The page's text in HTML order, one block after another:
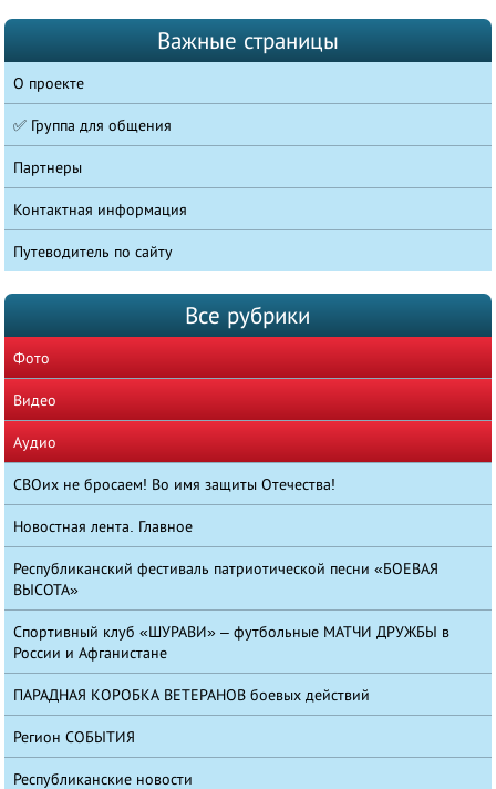
Важные страницы
О проекте
✅ Группа для общения
Партнеры
Контактная информация
Путеводитель по сайту
Все рубрики
Фото
Видео
Аудио
СВОих не бросаем! Во имя защиты Отечества!
Новостная лента. Главное
Республиканский фестиваль патриотической песни «БОЕВАЯ
ВЫСОТА»
Спортивный клуб «ШУРАВИ» – футбольные МАТЧИ ДРУЖБЫ в
России и Афганистане
ПАРАДНАЯ КОРОБКА ВЕТЕРАНОВ боевых действий
Регион СОБЫТИЯ
Республиканские новости